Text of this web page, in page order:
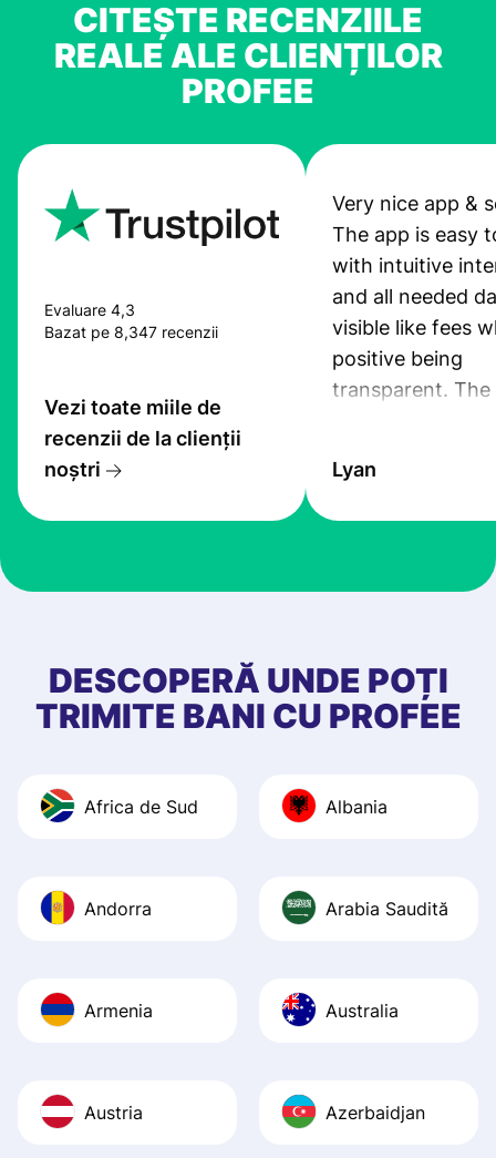
CITEȘTE RECENZIILE
REALE ALE CLIENȚILOR
PROFEE
Evaluare 4,3
Bazat pe 8,347 recenzii
Vezi toate miile de
recenzii de la clienții
noștri
Very nice app &
The app is easy
with intuitive
and all needed
visible like fees
positive being
transparent. The
the exchange
at Profee is very
first started
app, and they
quick to provide
Lyan
DESCOPERĂ UNDE POȚI
TRIMITE BANI CU PROFEE
Africa de Sud Albania
Andorra Arabia Saudită
Armenia Australia
Austria Azerbaidjan